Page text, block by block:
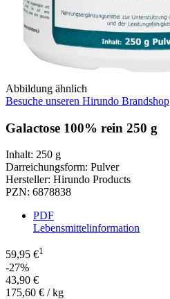
Abbildung ähnlich
Besuche unseren Hirundo Brandshop
Galactose 100% rein 250 g
Inhalt: 250 g
Darreichungsform: Pulver
Hersteller: Hirundo Products
PZN: 6878838
PDF
Lebensmittelinformation
59,95 €1
-27%
43,90 €
175,60 € / kg